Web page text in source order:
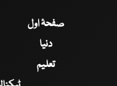
صفحۂ اول
دنیا
تعلیم